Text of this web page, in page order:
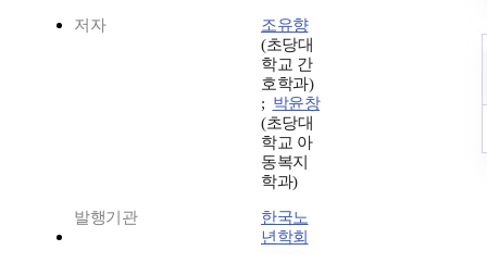
저자
조유향
(초당대
학교 간
호학과)
; 박윤창
(초당대
학교 아
동복지
학과)
발행기관
한국노
년학회